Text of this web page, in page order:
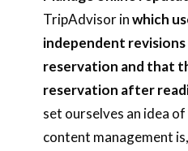
TripAdvisor inwhich
independent
reservation and that
reservation after
set ourselves an idea
content management